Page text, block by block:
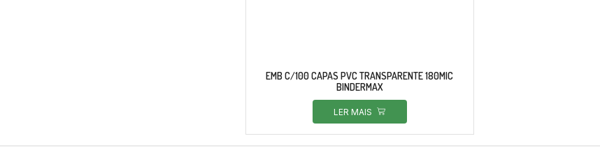
EMB C/100 CAPAS PVC TRANSPARENTE 180MIC
BINDERMAX
LER MAIS